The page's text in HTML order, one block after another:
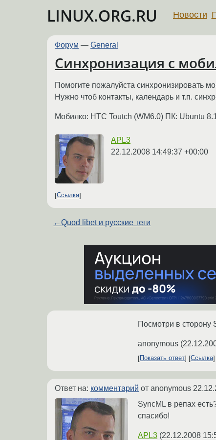
LINUX.ORG.RU Новости
Форум — General
Синхронизация с
Помогите пожалуйста синхронизировать
Нужно чтоб контакты, календарь и т.п.
Мобилко: HTC Toutch (WM6.0) ПК: Ubuntu
APL3
22.12.2008 14:49:37 +00:00
Ссылка
←Quod libet и русские теги
Посмотри в сторону
anonymous (
Показать ответ Ссылка
Ответ на: комментарий от anonymous
SyncML в репах
спасибо!
APL3 (22.12.2008